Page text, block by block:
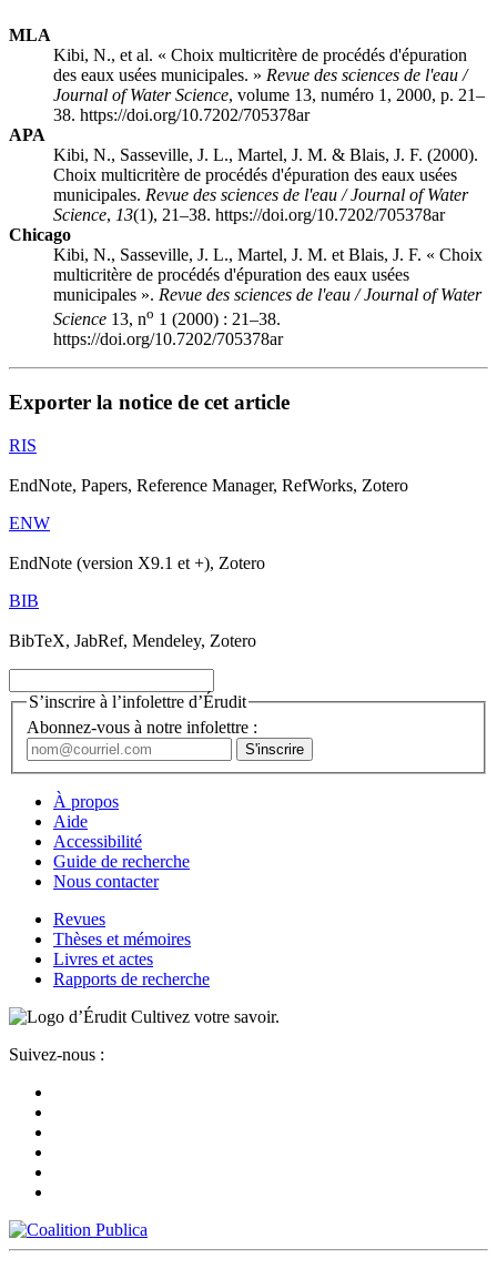
MLA
Kibi, N., et al. « Choix multicritère de procédés d'épuration
des eaux usées municipales. » Revue des sciences de l'eau /
Journal of Water Science, volume 13, numéro 1, 2000, p. 21–
38. https://doi.org/10.7202/705378ar
APA
Kibi, N., Sasseville, J. L., Martel, J. M. & Blais, J. F. (2000).
Choix multicritère de procédés d'épuration des eaux usées
municipales. Revue des sciences de l'eau / Journal of Water
Science, 13(1), 21–38. https://doi.org/10.7202/705378ar
Chicago
Kibi, N., Sasseville, J. L., Martel, J. M. et Blais, J. F. « Choix
multicritère de procédés d'épuration des eaux usées
municipales ». Revue des sciences de l'eau / Journal of Water
Science 13, no 1 (2000) : 21–38.
https://doi.org/10.7202/705378ar
Exporter la notice de cet article
RIS
EndNote, Papers, Reference Manager, RefWorks, Zotero
ENW
EndNote (version X9.1 et +), Zotero
BIB
BibTeX, JabRef, Mendeley, Zotero
S’inscrire à l’infolettre d’Érudit
Abonnez-vous à notre infolettre :
À propos
Aide
Accessibilité
Guide de recherche
Nous contacter
Revues
Thèses et mémoires
Livres et actes
Rapports de recherche
Cultivez votre savoir.
Suivez-nous :